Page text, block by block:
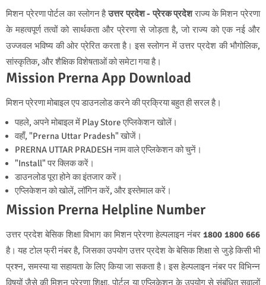
मिशन प्रेरणा पोर्टल का स्लोगन हैउत्तर प्रदेश - प्रेरक प्रदेशराज्य के मिशन प्रेरणा
के महत्वपूर्ण तत्वों को सार्थकता और प्रेरणा से जोड़ता है, जो राज्य को एक नई और
उज्जवल भविष्य की ओर प्रेरित करता है। इस स्लोगन में उत्तर प्रदेश की भौगोलिक,
सांस्कृतिक, और शैक्षिक विशेषताओं को समेटा गया है।
Mission Prerna App Download
मिशन प्रेरणा मोबाइल एप डाउनलोड करने की प्रक्रिया बहुत ही सरल है।
पहले, अपने मोबाइल में Play Store एप्लिकेशन खोलें।
वहाँ, "Prerna Uttar Pradesh" खोजें।
PRERNA UTTAR PRADESH नाम वाले एप्लिकेशन को चुनें।
"Install" पर क्लिक करें।
डाउनलोड पूरा होने का इंतजार करें।
एप्लिकेशन को खोलें, लॉगिन करें, और इस्तेमाल करें।
Mission Prerna Helpline Number
उत्तर प्रदेश बेसिक शिक्षा विभाग का मिशन प्रेरणा हेल्पलाइन नंबर1800 1800 666
है। यह टोल फ्री नंबर है, जिसका उपयोग उत्तर प्रदेश के बेसिक शिक्षा से जुड़े किसी भी
प्रश्न, समस्या या सहायता के लिए किया जा सकता है। इस हेल्पलाइन नंबर पर विभिन्न